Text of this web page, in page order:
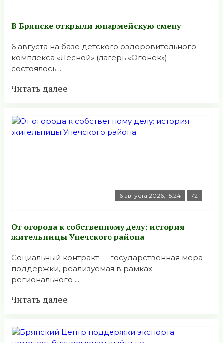
В Брянске открыли юнармейскую смену
6 августа на базе детского оздоровительного
комплекса «Лесной» (лагерь «Огонёк»)
состоялось ...
Читать далее
6 августа 2026, 15:24 72
От огорода к собственному делу: история
жительницы Унечского района
Социальный контракт — государственная мера
поддержки, реализуемая в рамках
регионального ...
Читать далее